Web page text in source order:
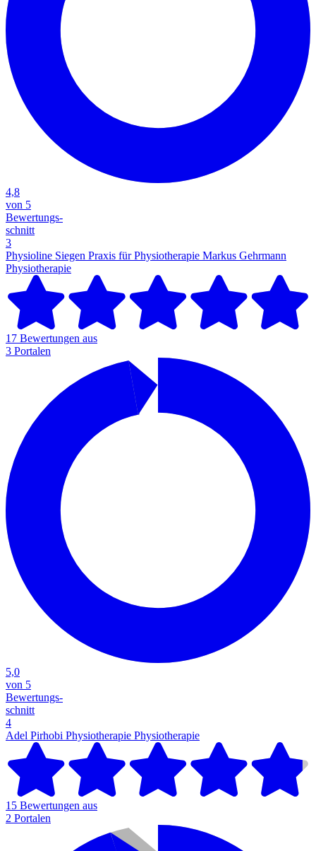
4,8
von 5
Bewertungs-
schnitt
3
Physioline Siegen Praxis für Physiotherapie Markus Gehrmann
Physiotherapie
17 Bewertungen aus
3 Portalen
5,0
von 5
Bewertungs-
schnitt
4
Adel Pirhobi Physiotherapie Physiotherapie
15 Bewertungen aus
2 Portalen